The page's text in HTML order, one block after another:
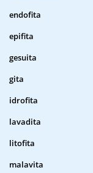
endofita
epifita
gesuita
gita
idrofita
lavadita
litofita
malavita